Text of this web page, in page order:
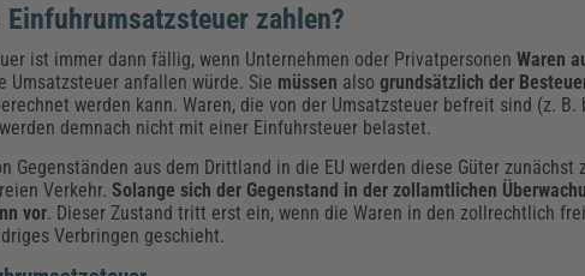
zahlen?
ist immer dann fällig, wenn Unternehmen oder PrivatpersonenWaren
Umsatzsteuer anfallen würde. Sie müssen alsogrundsätzlich der
werden kann. Waren, die von der Umsatzsteuer befreit sind (z.
demnach nicht mit einer Einfuhrsteuer belastet.
Gegenständen aus dem Drittland in die EU werden diese Güter
Verkehr.Solange sich der Gegenstand in der zollamtlichen
vor. Dieser Zustand tritt erst ein, wenn die Waren in den zollrechtlich
Verbringen geschieht.